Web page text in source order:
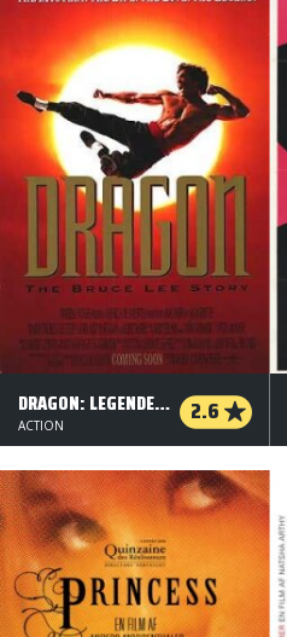
DRAGON: LEGENDEN OM BRUCE LEE 2.6
ACTION